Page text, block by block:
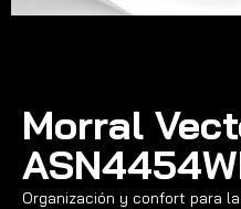
Morral
Organización y confort para